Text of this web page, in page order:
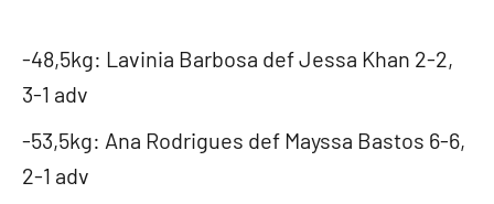
-48,5kg: Lavinia Barbosa def Jessa Khan 2-2,
3-1 adv
-53,5kg: Ana Rodrigues def Mayssa Bastos 6-6,
2-1 adv